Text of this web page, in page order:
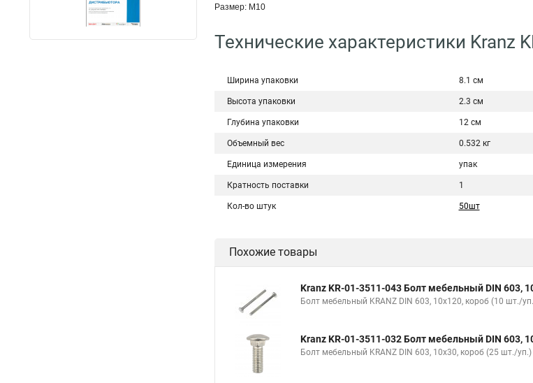
Размер: М10
Технические характеристики Kranz
Ширина упаковки 8.1 см
Высота упаковки 2.3 см
Глубина упаковки 12 см
Объемный вес 0.532 кг
Единица измерения упак
Кратность поставки 1
Кол-во штук 50шт
Похожие товары
Kranz KR-01-3511-043 Болт мебельный DIN 603,
Болт мебельный KRANZ DIN 603, 10х120, короб (10 шт./
Kranz KR-01-3511-032 Болт мебельный DIN 603,
Болт мебельный KRANZ DIN 603, 10х30, короб (25 шт./уп.)